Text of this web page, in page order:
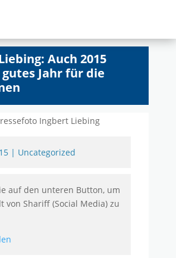
Auch 2015
Jahr für die
| Uncategorized
auf den unteren Button, um
von Shariff (Social Media) zu